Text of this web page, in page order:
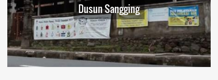
Dusun Sangging